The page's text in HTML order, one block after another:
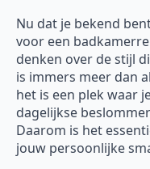
Nu dat je bekend
voor een
denken over de stijl
is immers meer dan
het is een plek waar
dagelijkse
Daarom is het
jouw persoonlijke